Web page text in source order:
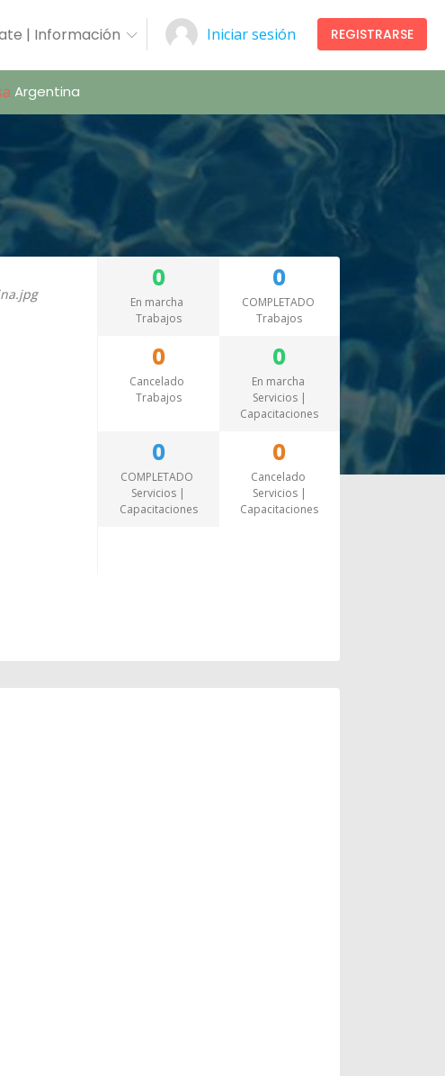
| Información Iniciar sesión REGISTRARSE
Argentina
0
En marcha
Trabajos
0
COMPLETADO
Trabajos
0
Cancelado
Trabajos
0
En marcha
Servicios |
Capacitaciones
0
COMPLETADO
Servicios |
Capacitaciones
0
Cancelado
Servicios |
Capacitaciones